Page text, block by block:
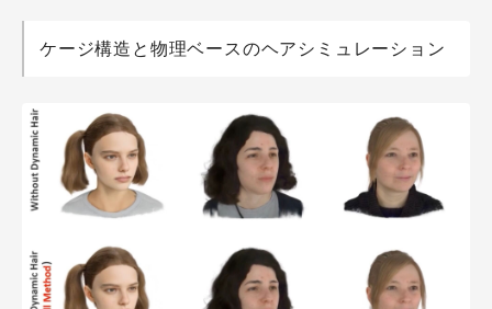
ケージ構造と物理ベースのヘアシミュレーション